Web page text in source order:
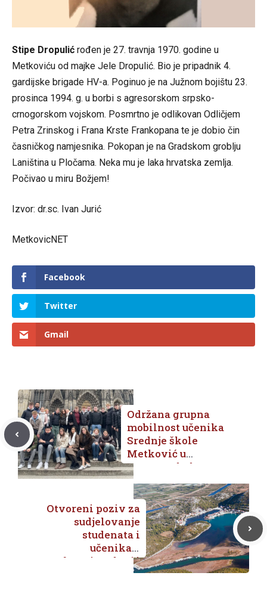
Stipe Dropulić rođen je 27. travnja 1970. godine u
Metkoviću od majke Jele Dropulić. Bio je pripadnik 4.
gardijske brigade HV-a. Poginuo je na Južnom bojištu 23.
prosinca 1994. g. u borbi s agresorskom srpsko-
crnogorskom vojskom. Posmrtno je odlikovan Odličjem
Petra Zrinskog i Frana Krste Frankopana te je dobio čin
časničkog namjesnika. Pokopan je na Gradskom groblju
Laniština u Pločama. Neka mu je laka hrvatska zemlja.
Počivao u miru Božjem!
Izvor: dr.sc. Ivan Jurić
MetkovicNET
Facebook
Twitter
Gmail
Održana grupna
mobilnost učenika
Srednje škole
Metković u
Gesamtschule
Münster-Mitte u
sklopu
akreditiranog
Erasmus+ projekta
Otvoreni poziv za
sudjelovanje
studenata i
učenika u
međuregionalnoj i
transnacionalnoj